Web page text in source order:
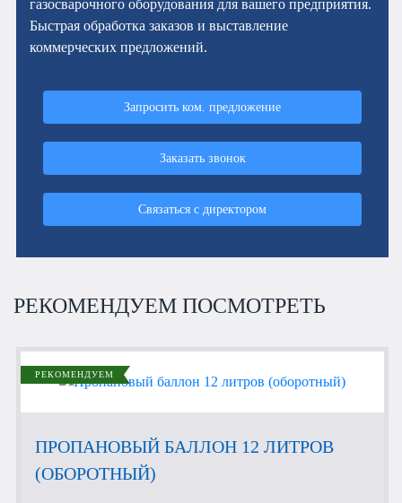
газосварочного оборудования для вашего предприятия.
Быстрая обработка заказов и выставление
коммерческих предложений.
Запросить ком. предложение
Заказать звонок
Связаться с директором
РЕКОМЕНДУЕМ ПОСМОТРЕТЬ
РЕКОМЕНДУЕМ
ПРОПАНОВЫЙ БАЛЛОН 12 ЛИТРОВ
(ОБОРОТНЫЙ)